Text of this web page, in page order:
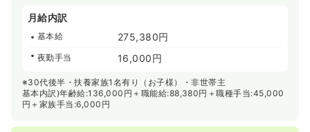
月給内訳
基本給 275,380円
夜勤手当 16,000円
※30代後半・扶養家族1名有り（お子様）・非世帯主
基本内訳)年齢給:136,000円＋職能給:88,380円＋職種手当:45,000
円＋家族手当:6,000円